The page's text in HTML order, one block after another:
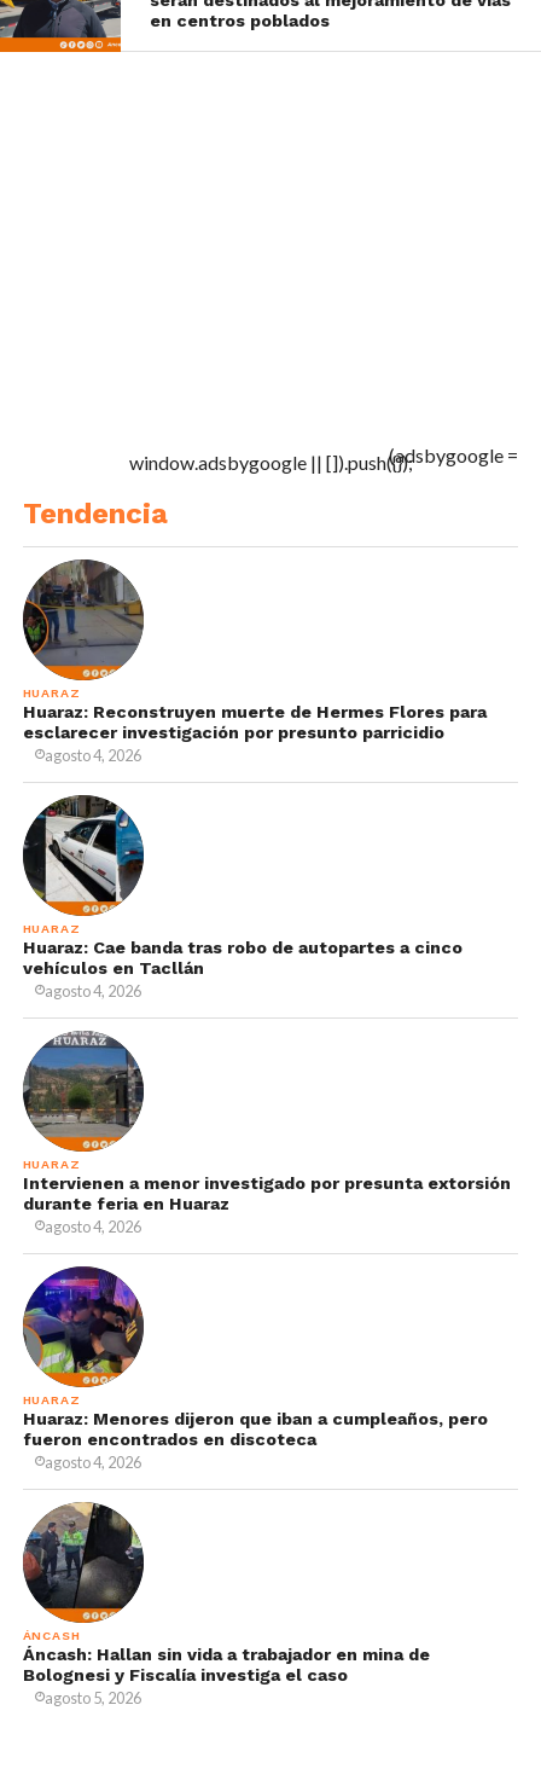
en centros poblados
(adsbygoogle =
window.adsbygoogle || []).push({});
Tendencia
HUARAZ
Huaraz: Reconstruyen muerte de Hermes Flores para
esclarecer investigación por presunto parricidio
agosto 4, 2026
HUARAZ
Huaraz: Cae banda tras robo de autopartes a cinco
vehículos en Tacllán
agosto 4, 2026
HUARAZ
Intervienen a menor investigado por presunta extorsión
durante feria en Huaraz
agosto 4, 2026
HUARAZ
Huaraz: Menores dijeron que iban a cumpleaños, pero
fueron encontrados en discoteca
agosto 4, 2026
ÁNCASH
Áncash: Hallan sin vida a trabajador en mina de
Bolognesi y Fiscalía investiga el caso
agosto 5, 2026